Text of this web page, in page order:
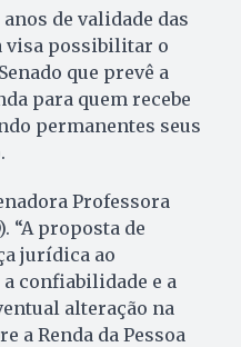
de validade das
visa possibilitar o
que prevê a
para quem recebe
permanentes seus
Professora
“A proposta de
jurídica ao
confiabilidade e a
alteração na
a Renda da Pessoa